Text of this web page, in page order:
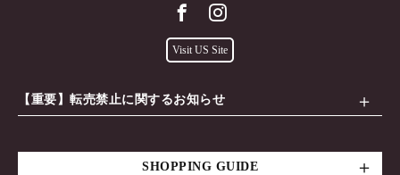
Visit US Site
【重要】転売禁止に関するお知らせ
SHOPPING GUIDE